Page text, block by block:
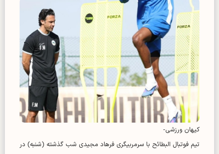
کیهان ورزشی-
تیم فوتبال البطائح با سرمربیگری فرهاد مجیدی شب گذشته (شنبه) در